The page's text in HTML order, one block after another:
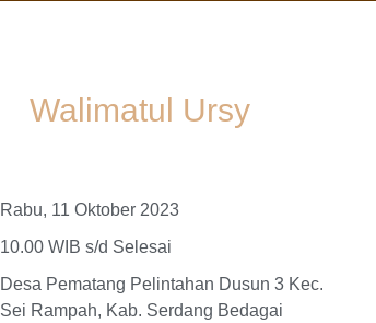
Walimatul Ursy
Rabu, 11 Oktober 2023
10.00 WIB s/d Selesai
Desa Pematang Pelintahan Dusun 3 Kec.
Sei Rampah, Kab. Serdang Bedagai